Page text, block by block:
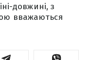
довжині, з
вважаються